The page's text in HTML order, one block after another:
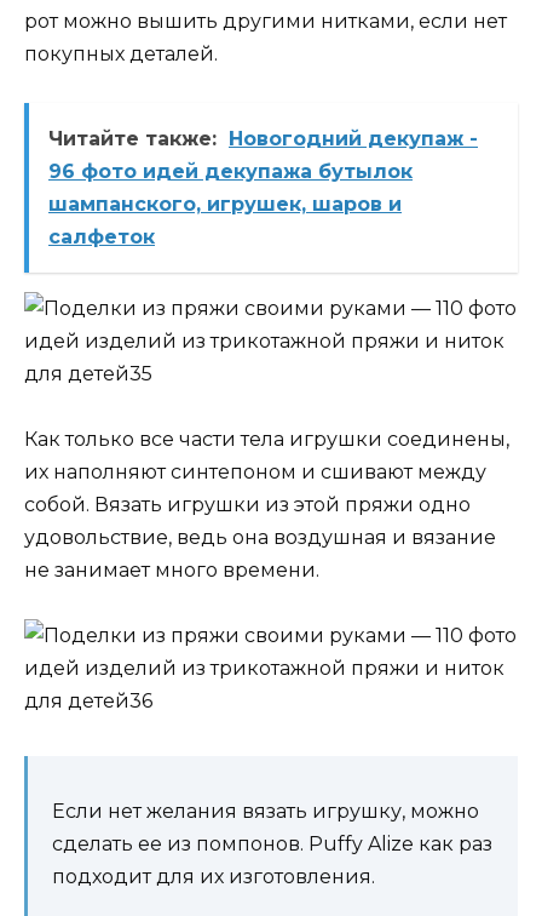
рот можно вышить другими нитками, если нет
покупных деталей.
Читайте также: Новогодний декупаж -
96 фото идей декупажа бутылок
шампанского, игрушек, шаров и
салфеток
Как только все части тела игрушки соединены,
их наполняют синтепоном и сшивают между
собой. Вязать игрушки из этой пряжи одно
удовольствие, ведь она воздушная и вязание
не занимает много времени.
Если нет желания вязать игрушку, можно
сделать ее из помпонов. Puffy Alize как раз
подходит для их изготовления.